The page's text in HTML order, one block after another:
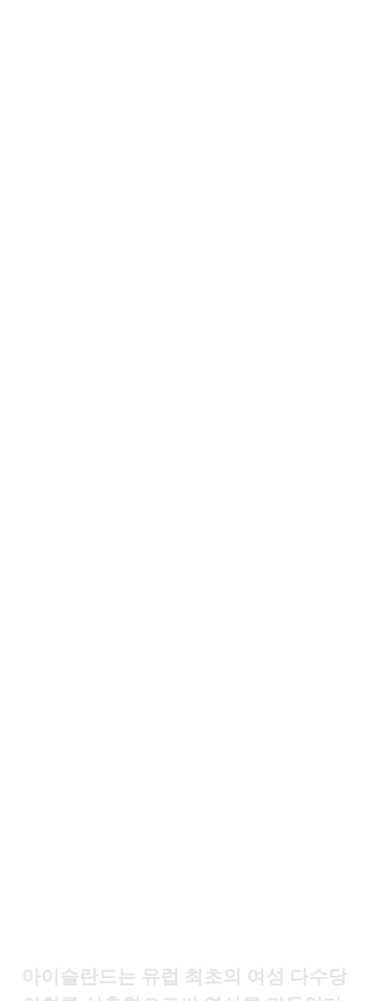
아이슬란드는 유럽 최초의 여성 다수당